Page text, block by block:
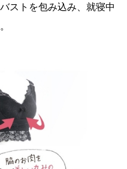
ストを包み込み、就寝中